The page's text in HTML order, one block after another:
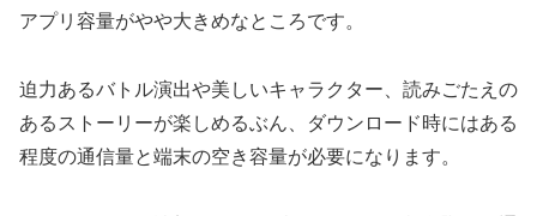
アプリ容量がやや大きめなところです。
迫力あるバトル演出や美しいキャラクター、読みごたえの
あるストーリーが楽しめるぶん、ダウンロード時にはある
程度の通信量と端末の空き容量が必要になります。